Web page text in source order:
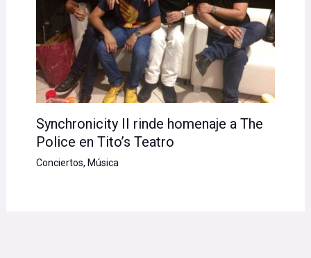
Synchronicity II rinde homenaje a The
Police en Tito’s Teatro
Conciertos, Música